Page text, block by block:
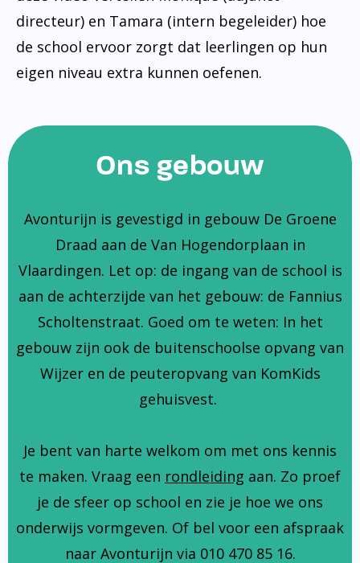
directeur) en Tamara (intern begeleider) hoe
de school ervoor zorgt dat leerlingen op hun
eigen niveau extra kunnen oefenen.
Ons gebouw
Avonturijn is gevestigd in gebouw De Groene
Draad aan de Van Hogendorplaan in
Vlaardingen. Let op: de ingang van de school is
aan de achterzijde van het gebouw: de Fannius
Scholtenstraat. Goed om te weten: In het
gebouw zijn ook de buitenschoolse opvang van
Wijzer en de peuteropvang van KomKids
gehuisvest.
Je bent van harte welkom om met ons kennis
te maken. Vraag een rondleiding aan. Zo proef
je de sfeer op school en zie je hoe we ons
onderwijs vormgeven. Of bel voor een afspraak
naar Avonturijn via 010 470 85 16.